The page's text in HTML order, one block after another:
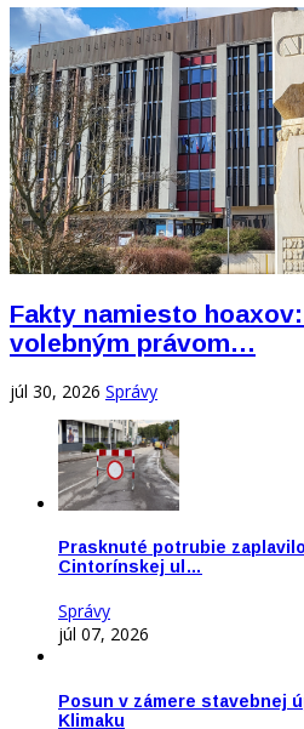
Fakty namiesto
volebným právom…
júl 30, 2026 Správy
Prasknuté potrubie
Cintorínskej ul…
Správy
júl 07, 2026
Posun v zámere stavebnej
Klimaku